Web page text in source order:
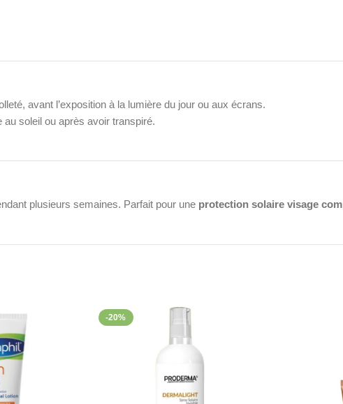
avant l’exposition à la lumière du jour ou aux écrans.
au soleil ou après avoir transpiré.
plusieurs semaines. Parfait pour une protection solaire visage
Blue Light ?
efficace contre les agressions lumineuses modernes
et trouvez le produit qui vous convient le mieux.
-20%